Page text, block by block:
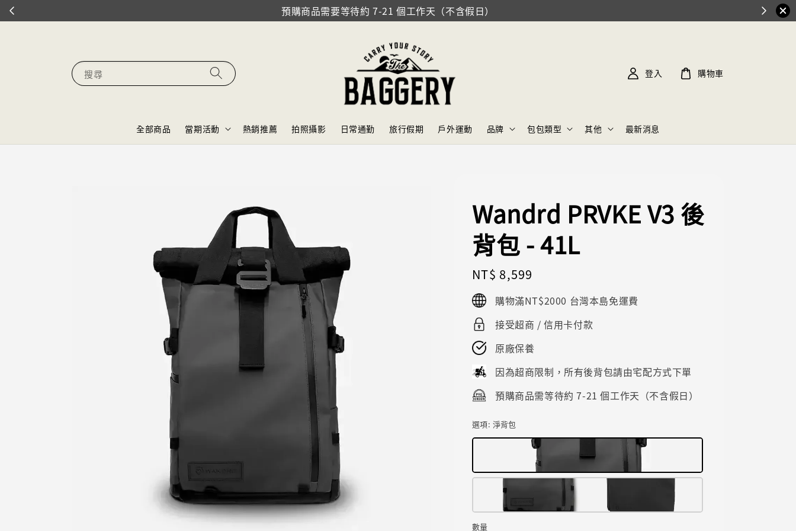
預購商品需要等待約 7-21 個工作天（不含假日）
搜尋
全部商品 當期活動 熱銷推薦 拍照攝影 日常通勤 旅行假期 戶外運動 品牌 包包類型 其他 最新消息
登入 購物車
Wandrd PRVKE V3 後
背包 - 41L
Regular
price
NT$ 8,599
購物滿NT$2000 台灣本島免運費
接受超商 / 信用卡付款
原廠保養
因為超商限制，所有後背包請由宅配方式下單
預購商品需等待約 7-21 個工作天（不含假日）
選項: 淨背包
數量